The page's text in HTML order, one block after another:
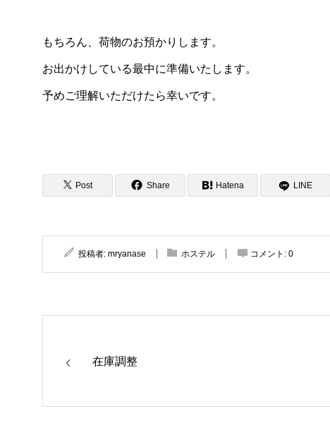
もちろん、荷物のお預かりします。
お出かけしている最中に準備いたします。
予めご理解いただけたら幸いです。
Post Share Hatena LINE
投稿者: mryanase ホステル コメント: 0
在庫調整